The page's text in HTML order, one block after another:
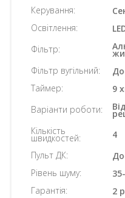
Керування:
Освітлення:
Фільтр:
Фільтр вугільний:
Таймер:
9
Варіанти роботи:
Кількість
швидкостей:
4
Пульт ДК:
Рівень шуму:
Гарантія:
2